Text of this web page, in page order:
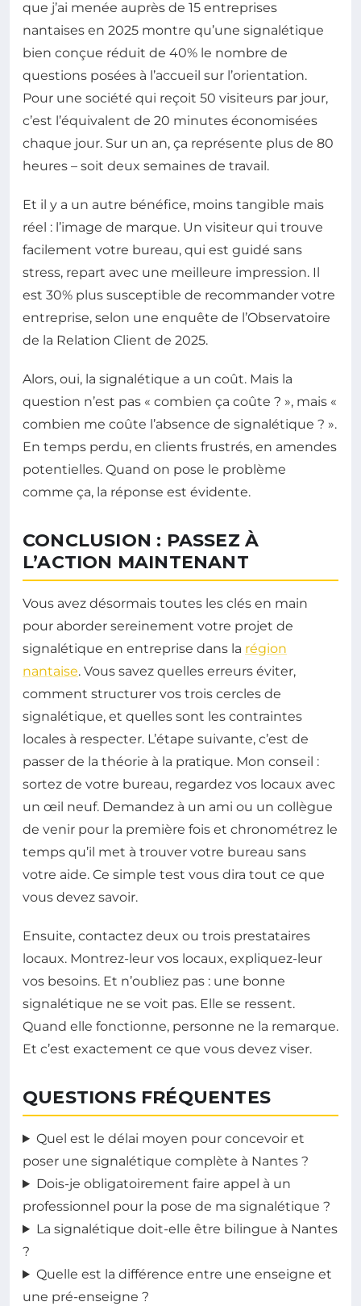
que j’ai menée auprès de 15 entreprises
nantaises en 2025 montre qu’une signalétique
bien conçue réduit de 40% le nombre de
questions posées à l’accueil sur l’orientation.
Pour une société qui reçoit 50 visiteurs par jour,
c’est l’équivalent de 20 minutes économisées
chaque jour. Sur un an, ça représente plus de 80
heures – soit deux semaines de travail.
Et il y a un autre bénéfice, moins tangible mais
réel : l’image de marque. Un visiteur qui trouve
facilement votre bureau, qui est guidé sans
stress, repart avec une meilleure impression. Il
est 30% plus susceptible de recommander votre
entreprise, selon une enquête de l’Observatoire
de la Relation Client de 2025.
Alors, oui, la signalétique a un coût. Mais la
question n’est pas « combien ça coûte ? », mais «
combien me coûte l’absence de signalétique ? ».
En temps perdu, en clients frustrés, en amendes
potentielles. Quand on pose le problème
comme ça, la réponse est évidente.
CONCLUSION : PASSEZ À
L’ACTION MAINTENANT
Vous avez désormais toutes les clés en main
pour aborder sereinement votre projet de
signalétique en entreprise dans la région
nantaise. Vous savez quelles erreurs éviter,
comment structurer vos trois cercles de
signalétique, et quelles sont les contraintes
locales à respecter. L’étape suivante, c’est de
passer de la théorie à la pratique. Mon conseil :
sortez de votre bureau, regardez vos locaux avec
un œil neuf. Demandez à un ami ou un collègue
de venir pour la première fois et chronométrez le
temps qu’il met à trouver votre bureau sans
votre aide. Ce simple test vous dira tout ce que
vous devez savoir.
Ensuite, contactez deux ou trois prestataires
locaux. Montrez-leur vos locaux, expliquez-leur
vos besoins. Et n’oubliez pas : une bonne
signalétique ne se voit pas. Elle se ressent.
Quand elle fonctionne, personne ne la remarque.
Et c’est exactement ce que vous devez viser.
QUESTIONS FRÉQUENTES
Quel est le délai moyen pour concevoir et
poser une signalétique complète à Nantes ?
Dois-je obligatoirement faire appel à un
professionnel pour la pose de ma signalétique ?
La signalétique doit-elle être bilingue à Nantes
?
Quelle est la différence entre une enseigne et
une pré-enseigne ?